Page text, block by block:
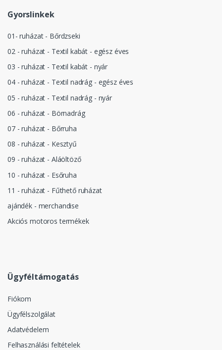
Gyorslinkek
01- ruházat - Bőrdzseki
02 - ruházat - Textil kabát - egész éves
03 - ruházat - Textil kabát - nyár
04 - ruházat - Textil nadrág - egész éves
05 - ruházat - Textil nadrág - nyár
06 - ruházat - Börnadrág
07 - ruházat - Bőrruha
08 - ruházat - Kesztyű
09 - ruházat - Aláöltöző
10 - ruházat - Esőruha
11 - ruházat - Fűthető ruházat
ajándék - merchandise
Akciós motoros termékek
Ügyféltámogatás
Fiókom
Ügyfélszolgálat
Adatvédelem
Felhasználási feltételek